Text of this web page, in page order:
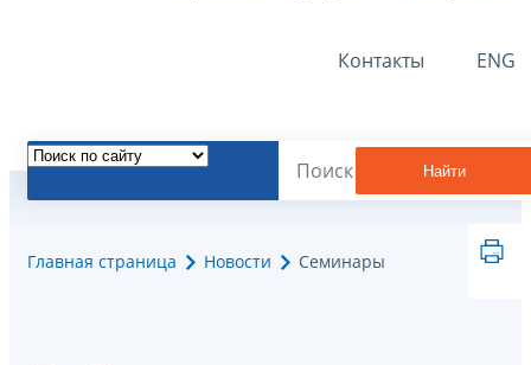
Контакты ENG
Найти
Главная страница Новости Семинары